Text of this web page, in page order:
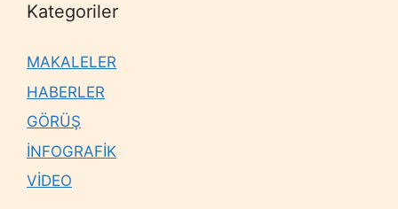
Kategoriler
MAKALELER
HABERLER
GÖRÜŞ
İNFOGRAFİK
VİDEO